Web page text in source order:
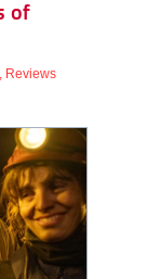
of
, Reviews